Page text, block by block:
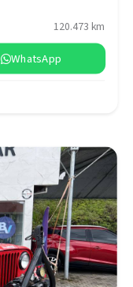
120.473 km
WhatsApp